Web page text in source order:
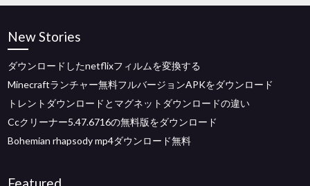
New Stories
ダウンロードしたnetflixフィルムを変換する
Minecraftランチャー無料フルバージョンAPKをダウンロード
トレントダウンロードとマグネットダウンロードの違い
Ccクリーナー5.47.6716の無料版をダウンロード
Bohemian rhapsody mp4ダウンロード無料